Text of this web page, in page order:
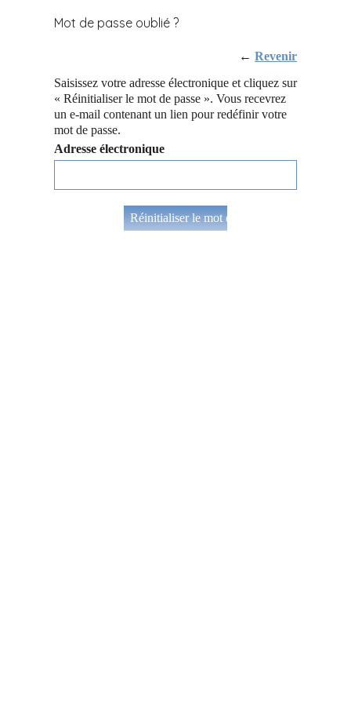
Mot de passe oublié ?
← Revenir
Saisissez votre adresse électronique et cliquez sur
« Réinitialiser le mot de passe ». Vous recevrez
un e-mail contenant un lien pour redéfinir votre
mot de passe.
Adresse électronique